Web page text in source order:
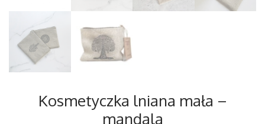
Kosmetyczka lniana mała –
mandala